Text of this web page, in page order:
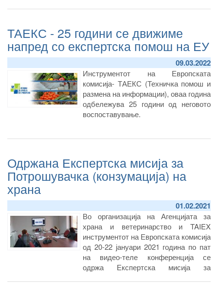
ТАЕКС - 25 години се движиме
напред со експертска помош на ЕУ
09.03.2022
Инструментот на Европската
комисија- ТАЕКС (Техничка помош и
размена на информации), оваа година
одбележува 25 години од неговото
воспоставување.
Одржана Експертска мисија за
Потрошувачка (конзумација) на
храна
01.02.2021
Во организација на Агенцијата за
храна и ветеринарство и TAIEX
инструментот на Европската комисија
од 20-22 јануари 2021 година по пат
на видео-теле конференција се
одржа Експертска мисија за